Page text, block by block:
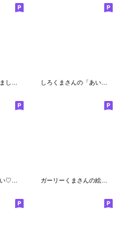
しろくまさんの「あいうえお」
シンプル＆かわいい♡絵文字 ガーリーくまさんの絵文字6